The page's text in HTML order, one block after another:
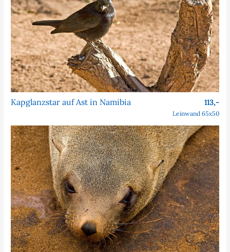
Kapglanzstar auf Ast in Namibia 113,-
Leinwand 65x50